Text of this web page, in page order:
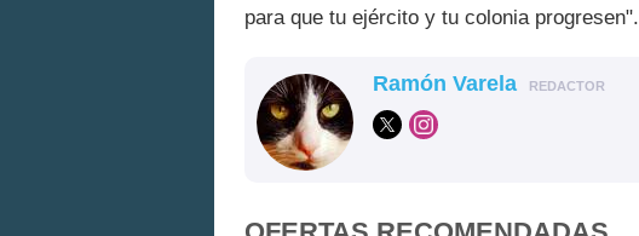
para que tu ejército y tu colonia progresen".
Ramón Varela REDACTOR